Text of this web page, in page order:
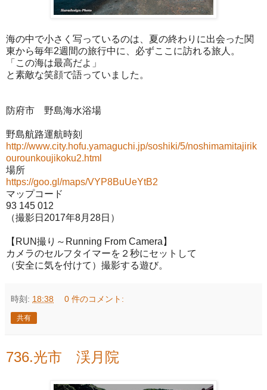
海の中で小さく写っているのは、夏の終わりに出会った関
東から毎年2週間の旅行中に、必ずここに訪れる旅人。
「この海は最高だよ」
と素敵な笑顔で語っていました。
防府市 野島海水浴場
野島航路運航時刻
http://www.city.hofu.yamaguchi.jp/soshiki/5/noshimamitajirik
ourounkoujikoku2.html
場所
https://goo.gl/maps/VYP8BuUeYtB2
マップコード
93 145 012
（撮影日2017年8月28日）
【RUN撮り～Running From Camera】
カメラのセルフタイマーを２秒にセットして
（安全に気を付けて）撮影する遊び。
時刻: 18:38 0 件のコメント:
共有
736.光市 渓月院